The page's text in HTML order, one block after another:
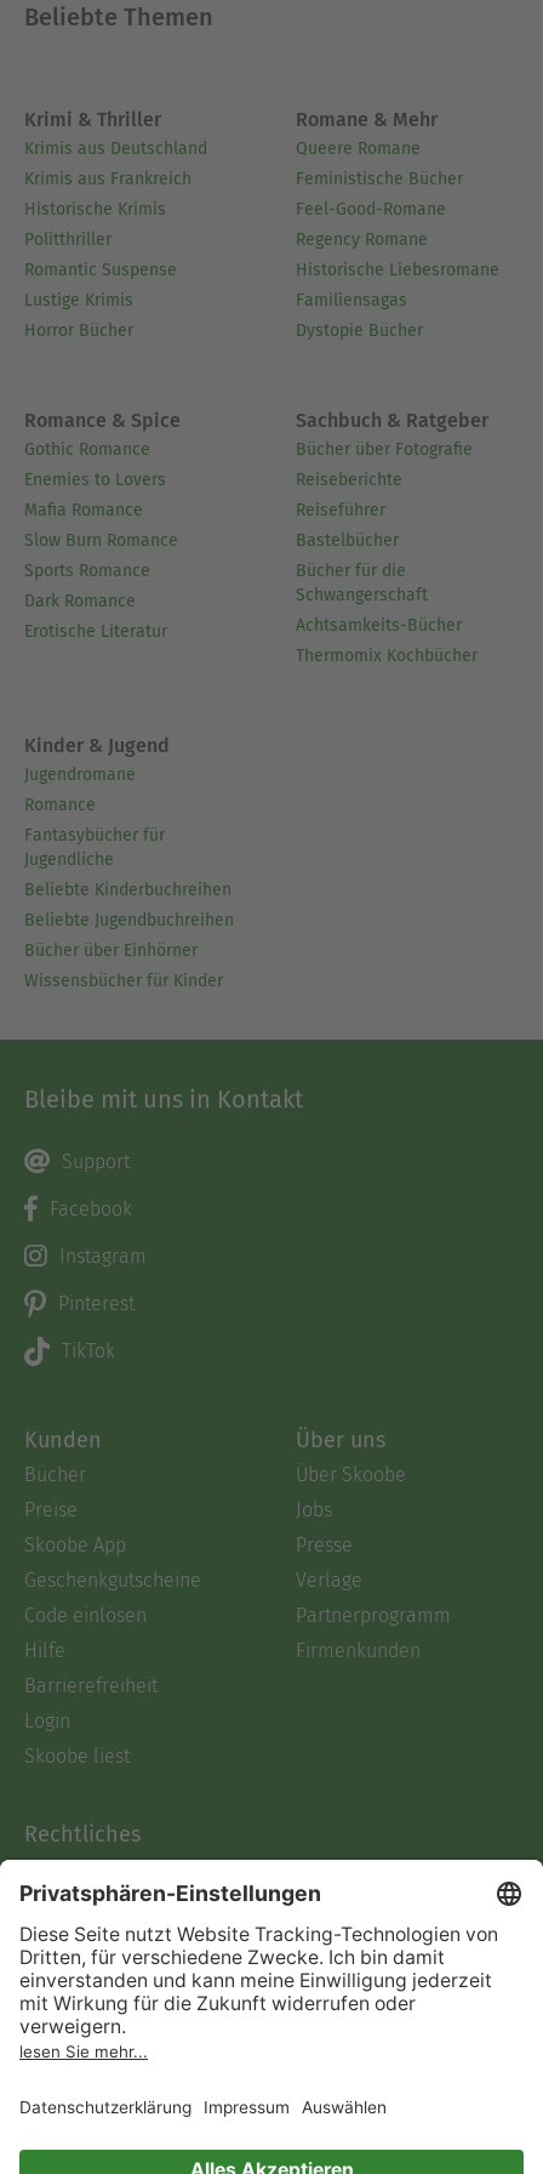
Beliebte Themen
Krimi & Thriller
Krimis aus Deutschland
Krimis aus Frankreich
Historische Krimis
Politthriller
Romantic Suspense
Lustige Krimis
Horror Bücher
Romane & Mehr
Queere Romane
Feministische Bücher
Feel-Good-Romane
Regency Romane
Historische Liebesromane
Familiensagas
Dystopie Bücher
Romance & Spice
Gothic Romance
Enemies to Lovers
Mafia Romance
Slow Burn Romance
Sports Romance
Dark Romance
Erotische Literatur
Sachbuch & Ratgeber
Bücher über Fotografie
Reiseberichte
Reiseführer
Bastelbücher
Bücher für die
Schwangerschaft
Achtsamkeits-Bücher
Thermomix Kochbücher
Kinder & Jugend
Jugendromane
Romance
Fantasybücher für
Jugendliche
Beliebte Kinderbuchreihen
Beliebte Jugendbuchreihen
Bücher über Einhörner
Wissensbücher für Kinder
Bleibe mit uns in Kontakt
Support
Facebook
Instagram
Pinterest
TikTok
Kunden
Bücher
Preise
Skoobe App
Geschenkgutscheine
Code einlösen
Hilfe
Barrierefreiheit
Login
Skoobe liest
Über uns
Über Skoobe
Jobs
Presse
Verlage
Partnerprogramm
Firmenkunden
Rechtliches
AGB
Informationen nach Data
Act
Verträge hier kündigen
Impressum